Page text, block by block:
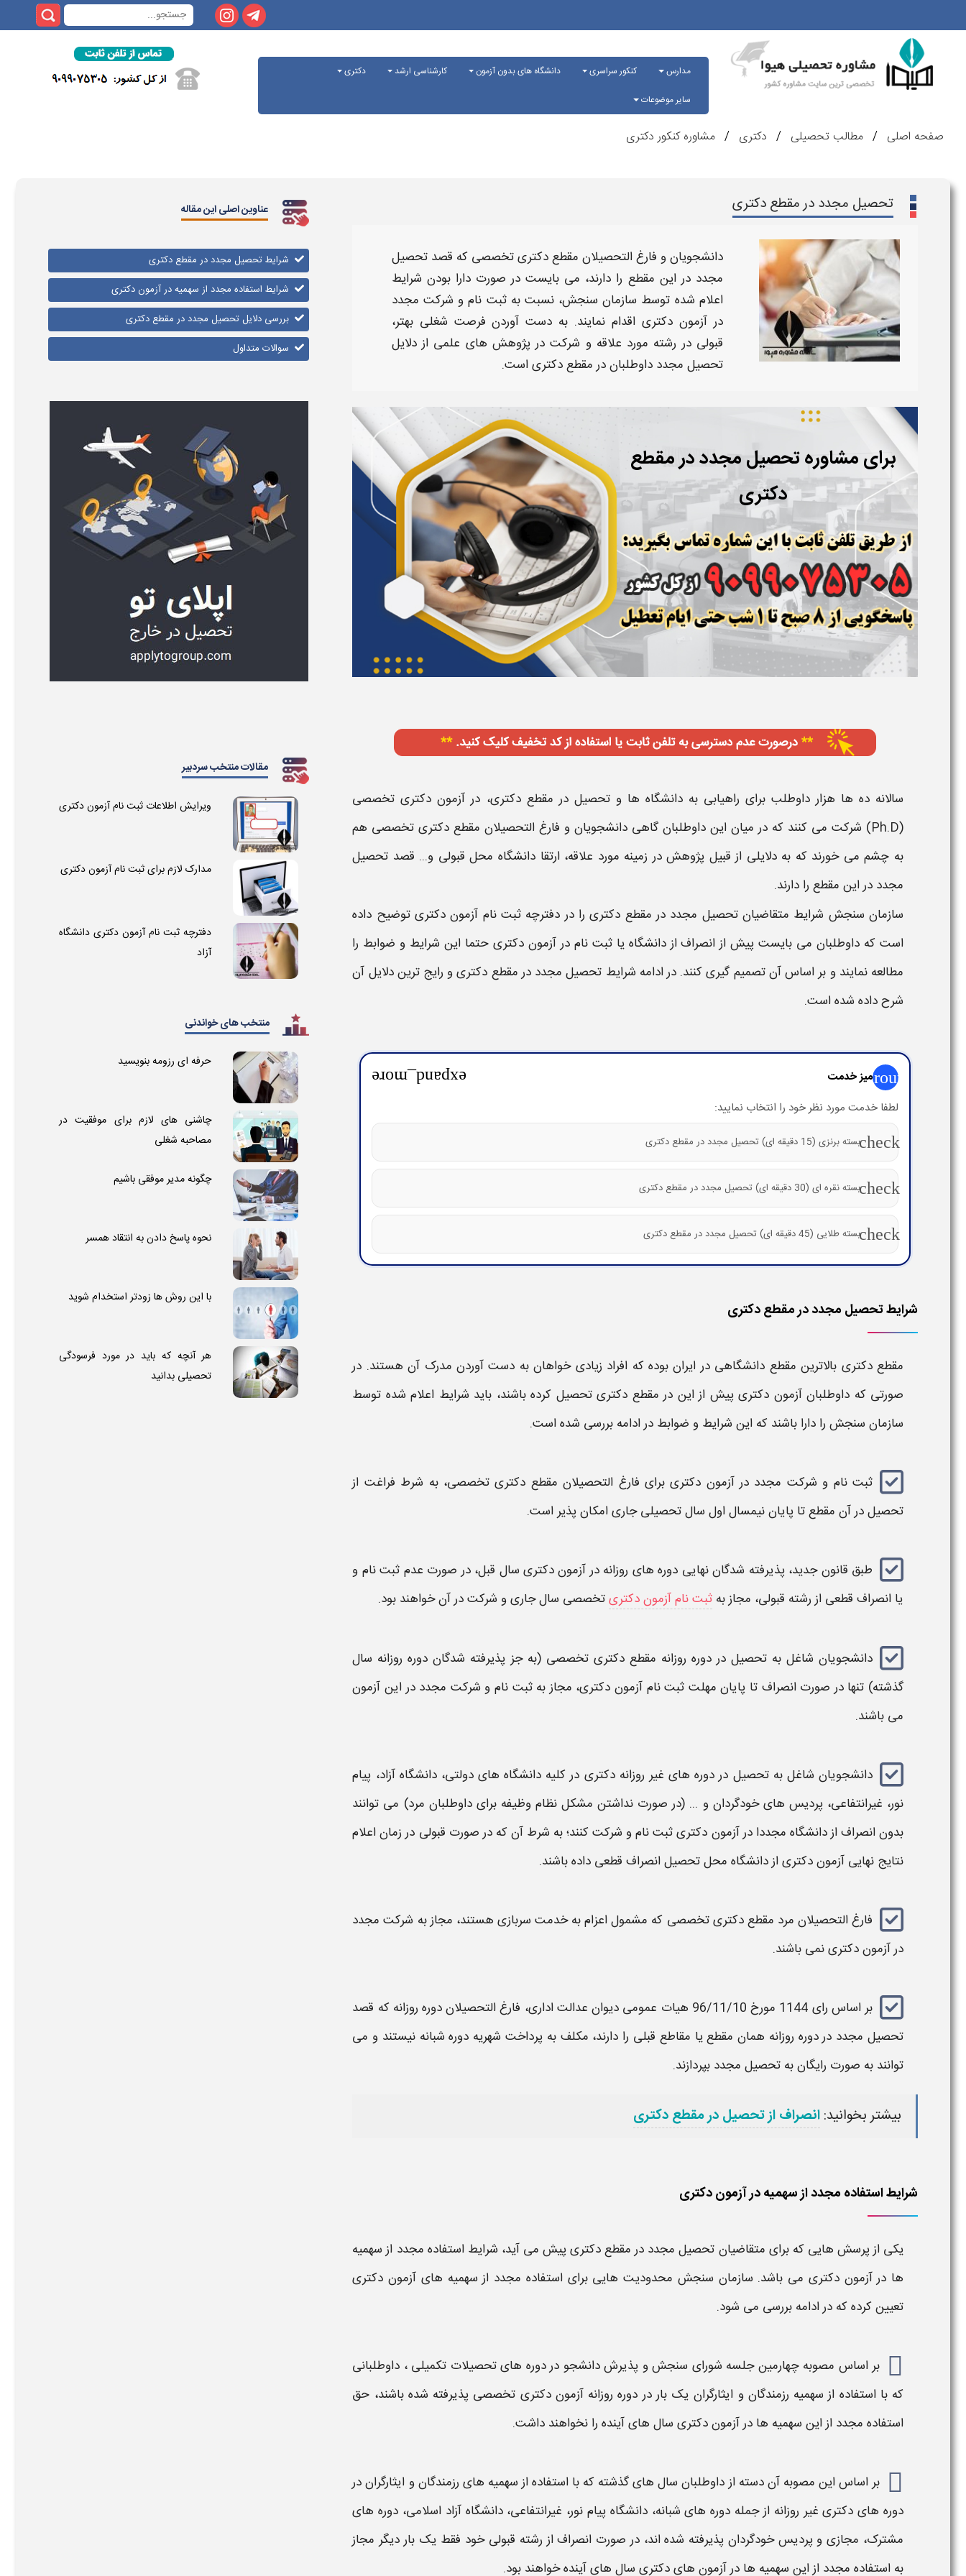
مدارس کنکور سراسری دانشگاه های بدون آزمون کارشناسی ارشد
دکتری
سایر موضوعات
صفحه اصلی مطالب تحصیلی دکتری مشاوره کنکور دکتری
تحصیل مجدد در مقطع دکتری
دانشجویان و فارغ التحصیلان مقطعدکتری تخصصی که قصد تحصیل
مجدددر این مقطع را دارند، می بایست در صورت دارا بودن شرایط
اعلام شده توسط سازمان سنجش، نسبت به ثبت نام و شرکت مجدد
در آزمون دکتری اقدام نمایند. به دست آوردن فرصت شغلی بهتر،
قبولی در رشته مورد علاقه و شرکت در پژوهش های علمی ازدلایل
تحصیل مجدد داوطلبان در مقطع دکتریاست.
برای مشاوره تحصیل مجدد در مقطع
دکتری
سالانه ده ها هزار داوطلب برای راهیابی به دانشگاه ها وتحصیل در مقطع دکتری، در آزمون دکتری تخصصی
(Ph.D)
شرکت می کنند که در میان این داوطلبان گاهی دانشجویان و فارغ التحصیلان مقطع دکتری تخصصی هم
به چشم می خورند که به دلایلی از قبیل پژوهش در زمینه مورد علاقه، ارتقا دانشگاه محل قبولی و... قصد تحصیل
مجدد در این مقطع را دارند.
سازمان سنجش شرایط متقاضیان تحصیل مجدد در مقطع دکتریرا در دفترچه ثبت نام آزمون دکتریتوضیح داده
است که داوطلبان می بایست پیش از انصراف از دانشگاه یا ثبت نام در آزموندکتری حتما این شرایط و ضوابط را
مطالعه نمایند و بر اساس آن تصمیم گیری کنند. در ادامه شرایط تحصیل مجدد در مقطع دکتریو رایج ترین دلایل آن
شرح داده شده است.
groupمیز خدمت expand_more
لطفا خدمت مورد نظر خود را انتخاب نمایید:
checkبسته برنزی (15 دقیقه ای) تحصیل مجدد در مقطع دکتری
checkبسته نقره ای (30 دقیقه ای) تحصیل مجدد در مقطع دکتری
checkبسته طلایی (45 دقیقه ای) تحصیل مجدد در مقطع دکتری
شرایط تحصیل مجدد در مقطع دکتری
مقطع دکتری بالاترین مقطع دانشگاهی در ایران بوده که افراد زیادی خواهان به دست آوردن مدرک آن هستند. در
صورتی که داوطلبان آزمون دکتریپیش از این در مقطع دکتریتحصیل کرده باشند، باید شرایط اعلام شده توسط
سازمان سنجش را دارا باشند که این شرایط و ضوابط در ادامه بررسی شده است.
ثبت نام و شركت مجدد در آزمون دکتریبرای فارغ التحصيلان مقطع دكتری تخصصی، به شرط فراغت از
تحصيل در آن مقطع تا پايان نيمسال اول سال تحصيلی جاری امکان پذیر است.
طبق قانون جدید، پذيرفته شدگان نهايی دوره های روزانه در آزموندكتری سال قبل، در صورت عدم ثبت نام و
يا انصراف قطعی از رشته قبولی، مجاز به ثبت نام آزمون دكتریتخصصی سال جاری و شركت در آن خواهند بود.
دانشجويان شاغل به تحصيل در دوره روزانه مقطع دكتری تخصصی (به جز پذیرفته شدگان دوره روزانه سال
گذشته) تنها در صورت انصراف تا پايان مهلت ثبت نام آزمون دکتری، مجاز به ثبت نام و شركت مجدد در اين آزمون
می باشند.
دانشجويان شاغل به تحصيل در دوره های غير روزانه دکتری در کلیه دانشگاه های دولتی، دانشگاه آزاد، پیام
نور، غیرانتفاعی، پردیس های خودگردان و ... (در صورت نداشتن مشکل نظام وظیفه برای داوطلبان مرد) می توانند
بدون انصراف از دانشگاه مجددا در آزمون دکتریثبت نام و شرکت کنند؛ به شرط آن که در صورت قبولی در زمان اعلام
نتایج نهایی آزموندکتریاز دانشگاه محل تحصیل انصراف قطعی داده باشند.
فارغ التحصیلان مرد مقطعدکتری تخصصی که مشمول اعزام به خدمت سربازی هستند، مجاز به شرکت مجدد
در آزموندکترینمی باشند.
بر اساس رای 1144 مورخ 96/11/10 هیات عمومی دیوان عدالت اداری، فارغ التحصیلان دوره روزانه که قصد
تحصیل مجدد در دوره روزانه همان مقطع یا مقاطع قبلی را دارند، مکلف به پرداخت شهریه دوره شبانه نیستند و می
توانند به صورت رایگان به تحصیل مجدد بپردازند.
بیشتر بخوانید:انصراف از تحصیل در مقطع دکتری
شرایط استفاده مجدد از سهمیه در آزمون دکتری
یکی از پرسش هایی که برای متقاضیان تحصیل مجدد در مقطع دکتریپیش می آید، شرایط استفاده مجدد از سهمیه
ها در آزموندکتری می باشد. سازمان سنجش محدودیت هایی برای استفاده مجدد از سهمیه های آزمون دکتری
تعیین کرده که در ادامه بررسی می شود.
بر اساس مصوبه چهارمين جلسه شورای سنجش و پذيرش دانشجو در دوره های تحصيلات تكميلی ، داوطلبانی
كه با استفاده از سهميه رزمندگان و ايثارگران يک بار در دوره روزانه آزموندكتری تخصصی پذيرفته شده باشند، حق
استفاده مجدد از این سهميه ها در آزموندکتری سال های آینده را نخواهند داشت.
بر اساس این مصوبه آن دسته از داوطلبان سال های گذشته كه با استفاده از سهميه های رزمندگان و ايثارگران در
دوره های دکتری غیر روزانه از جمله دوره های شبانه، دانشگاه پيام نور، غيرانتفاعی، دانشگاه آزاد اسلامی، دوره های
مشترک، مجازی و پرديس خودگردان پذیرفته شده اند، در صورت انصراف از رشته قبولی خود فقط يک بار دیگر مجاز
به استفاده مجدد از این سهميه ها در آزمون هایدکتری سال های آینده خواهند بود.
عناوین اصلی این مقاله
شرایط تحصیل مجدد در مقطع دکتری
شرایط استفاده مجدد از سهمیه در آزمون دکتری
بررسی دلایل تحصیل مجدد در مقطع دکتری
سوالات متداول
مقالات منتخب سردبیر
ویرایش اطلاعات ثبت نام آزمون دکتری
مدارک لازم برای ثبت نام آزمون دکتری
دفترچه ثبت نام آزمون دکتری دانشگاه
آزاد
منتخب های خواندنی
حرفه ای رزومه بنویسید
چاشنی های لازم برای موفقیت در
مصاحبه شغلی
چگونه مدیر موفقی باشیم
نحوه پاسخ دادن به انتقاد همسر
با این روش ها زودتر استخدام شوید
هر آنچه که باید در مورد فرسودگی
تحصیلی بدانید